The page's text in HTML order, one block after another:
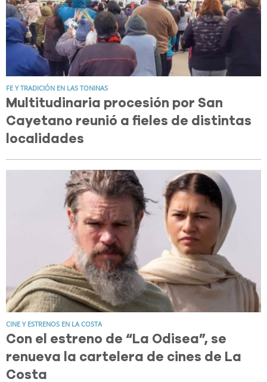
FE Y TRADICIÓN EN LAS TONINAS
Multitudinaria procesión por San
Cayetano reunió a fieles de distintas
localidades
CINE Y ESTRENOS EN LA COSTA
Con el estreno de “La Odisea”, se
renueva la cartelera de cines de La
Costa